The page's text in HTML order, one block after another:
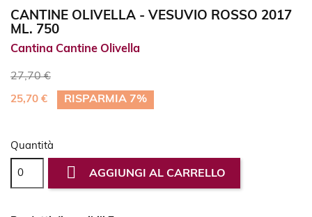
CANTINE OLIVELLA - VESUVIO ROSSO 2017
ML. 750
Cantina Cantine Olivella
27,70 €
25,70 € RISPARMIA 7%
Quantità
 AGGIUNGI AL CARRELLO